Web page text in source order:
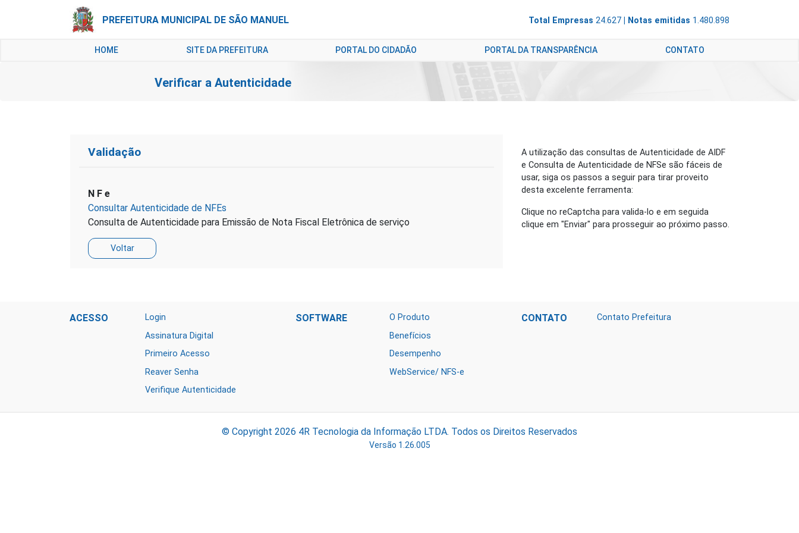
PREFEITURA MUNICIPAL DE SÃO MANUEL Total Empresas 24.627 | Notas emitidas 1.480.898
HOME SITE DA PREFEITURA PORTAL DO CIDADÃO PORTAL DA TRANSPARÊNCIA CONTATO
Verificar a Autenticidade
Validação
N F e
Consultar Autenticidade de NFEs
Consulta de Autenticidade para Emissão de Nota Fiscal Eletrônica de serviço
A utilização das consultas de Autenticidade de AIDF
e Consulta de Autenticidade de NFSe são fáceis de
usar, siga os passos a seguir para tirar proveito
desta excelente ferramenta:
Clique no reCaptcha para valida-lo e em seguida
clique em "Enviar" para prosseguir ao próximo passo.
ACESSO
Login
Assinatura Digital
Primeiro Acesso
Reaver Senha
Verifique Autenticidade
SOFTWARE
O Produto
Benefícios
Desempenho
WebService/ NFS-e
CONTATO Contato Prefeitura
© Copyright 2026 4R Tecnologia da Informação LTDA. Todos os Direitos Reservados
Versão 1.26.005